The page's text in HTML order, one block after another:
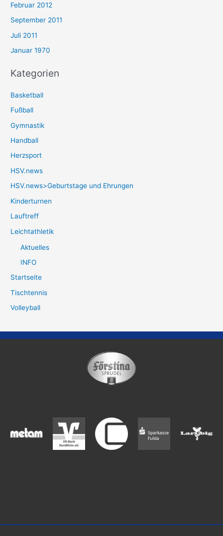
Februar 2012
September 2011
Juli 2011
Januar 1970
Kategorien
Basketball
Fußball
Gymnastik
Handball
Herzsport
HSV.news
HSV.news>Geburtstage und Ehrungen
Kinderturnen
Lauftreff
Leichtathletik
Aktuelles
INFO
Startseite
Tischtennis
Volleyball